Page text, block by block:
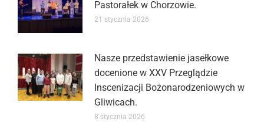
Pastorałek w Chorzowie.
21 stycznia 2026
Nasze przedstawienie jasełkowe
docenione w XXV Przeglądzie
Inscenizacji Bożonarodzeniowych w
Gliwicach.
8 stycznia 2026